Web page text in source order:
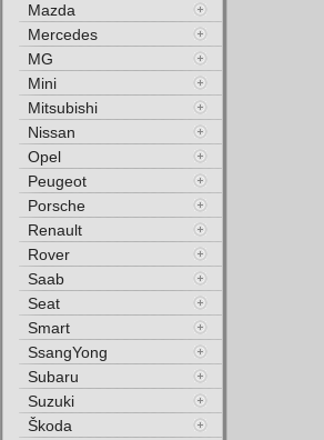
Mazda
Mercedes
MG
Mini
Mitsubishi
Nissan
Opel
Peugeot
Porsche
Renault
Rover
Saab
Seat
Smart
SsangYong
Subaru
Suzuki
Škoda